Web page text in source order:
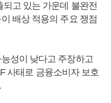
고 있는 가운데 불완전
배상 적용의 주요 쟁점
성이 낮다고 주장하고
사태로 금융소비자 보호